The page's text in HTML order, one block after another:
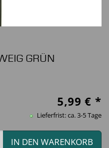
GRÜN
5,99 € *
Lieferfrist: ca. 3-5 Tage
IN DEN WARENKORB